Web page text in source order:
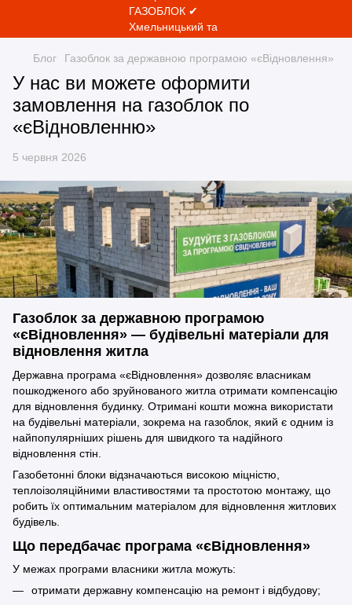
Блог Газоблок за державною програмою «єВідновлення»
У нас ви можете оформити
замовлення на газоблок по
«єВідновленню»
5 червня 2026
Газоблок за державною програмою
«єВідновлення» — будівельні матеріали для
відновлення житла
Державна програма «єВідновлення» дозволяє власникам
пошкодженого або зруйнованого житла отримати компенсацію
для відновлення будинку. Отримані кошти можна використати
на будівельні матеріали, зокрема на газоблок, який є одним із
найпопулярніших рішень для швидкого та надійного
відновлення стін.
Газобетонні блоки відзначаються високою міцністю,
теплоізоляційними властивостями та простотою монтажу, що
робить їх оптимальним матеріалом для відновлення житлових
будівель.
Що передбачає програма «єВідновлення»
У межах програми власники житла можуть:
отримати державну компенсацію на ремонт і відбудову;